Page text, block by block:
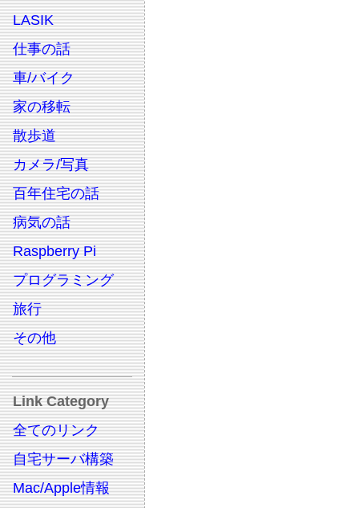
LASIK
仕事の話
車/バイク
家の移転
散歩道
カメラ/写真
百年住宅の話
病気の話
Raspberry Pi
プログラミング
旅行
その他
Link Category
全てのリンク
自宅サーバ構築
Mac/Apple情報